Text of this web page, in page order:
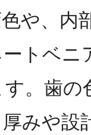
や、内
トベニ
。歯の
みや設